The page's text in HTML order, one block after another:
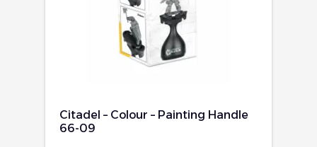
Citadel – Colour – Painting Handle
66-09